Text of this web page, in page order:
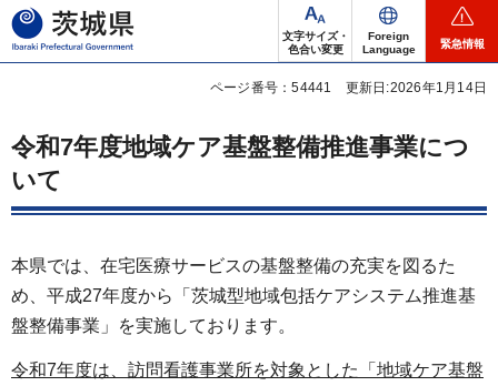
茨城県
文字サイズ・
色合い変更
Foreign
Language
緊急情報
ページ番号：54441 更新日:2026年1月14日
令和7年度地域ケア基盤整備推進事業につ
いて
本県では、在宅医療サービスの基盤整備の充実を図るた
め、平成27年度から「茨城型地域包括ケアシステム推進基
盤整備事業」を実施しております。
令和7年度は、訪問看護事業所を対象とした
「地域ケア基盤